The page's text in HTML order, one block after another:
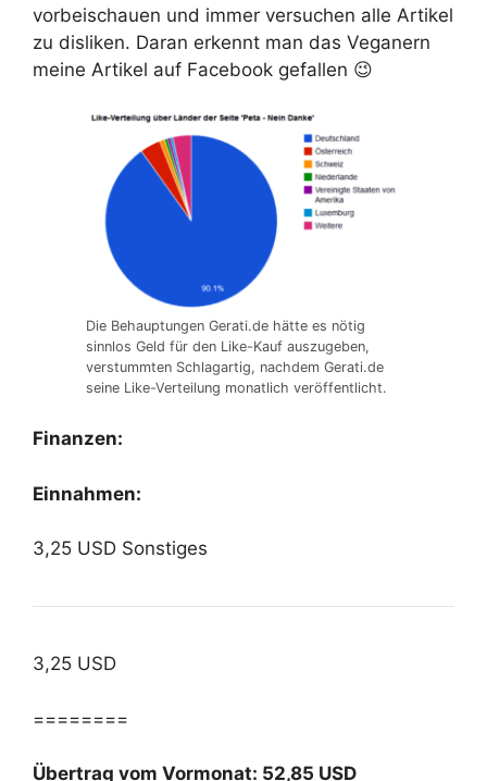
vorbeischauen und immer versuchen alle Artikel
zu disliken. Daran erkennt man das Veganern
meine Artikel auf Facebook gefallen 😉
Die Behauptungen Gerati.de hätte es nötig
sinnlos Geld für den Like-Kauf auszugeben,
verstummten Schlagartig, nachdem Gerati.de
seine Like-Verteilung monatlich veröffentlicht.
Finanzen:
Einnahmen:
3,25 USD Sonstiges
3,25 USD
========
Übertrag vom Vormonat: 52,85 USD